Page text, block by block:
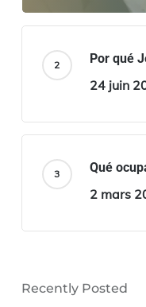
Por qué
24 juin
Qué
2 mars
Recently Posted